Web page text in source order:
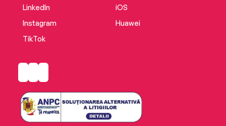
LinkedIn
Instagram
TikTok
iOS
Huawei